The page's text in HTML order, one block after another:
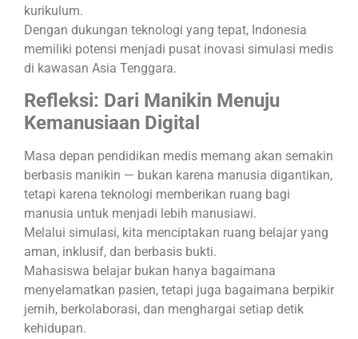
kurikulum.
Dengan dukungan teknologi yang tepat, Indonesia
memiliki potensi menjadi pusat inovasi simulasi medis
di kawasan Asia Tenggara.
Refleksi: Dari Manikin Menuju
Kemanusiaan Digital
Masa depan pendidikan medis memang akan semakin
berbasis manikin — bukan karena manusia digantikan,
tetapi karena teknologi memberikan ruang bagi
manusia untuk menjadi lebih manusiawi.
Melalui simulasi, kita menciptakan ruang belajar yang
aman, inklusif, dan berbasis bukti.
Mahasiswa belajar bukan hanya bagaimana
menyelamatkan pasien, tetapi juga bagaimana berpikir
jernih, berkolaborasi, dan menghargai setiap detik
kehidupan.